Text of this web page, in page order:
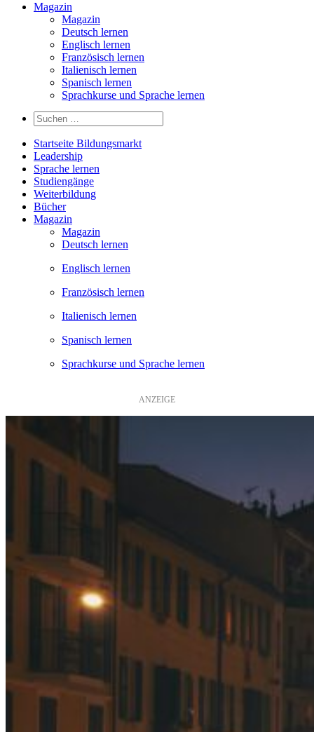
Magazin
Magazin
Deutsch lernen
Englisch lernen
Französisch lernen
Italienisch lernen
Spanisch lernen
Sprachkurse und Sprache lernen
Startseite Bildungsmarkt
Leadership
Sprache lernen
Studiengänge
Weiterbildung
Bücher
Magazin
Magazin
Deutsch lernen
Englisch lernen
Französisch lernen
Italienisch lernen
Spanisch lernen
Sprachkurse und Sprache lernen